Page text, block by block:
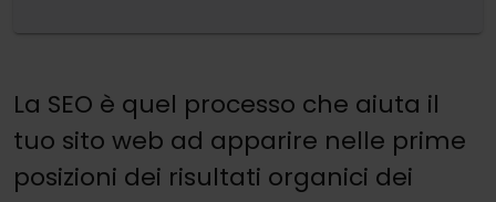
La SEO è quel processo che aiuta il
tuo sito web ad apparire nelle prime
posizioni dei risultati organici dei